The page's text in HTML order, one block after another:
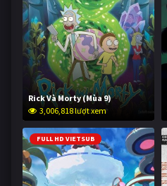
Rick Và Morty (Mùa 9)
3,006,818 lượt xem
FULL HD VIETSUB